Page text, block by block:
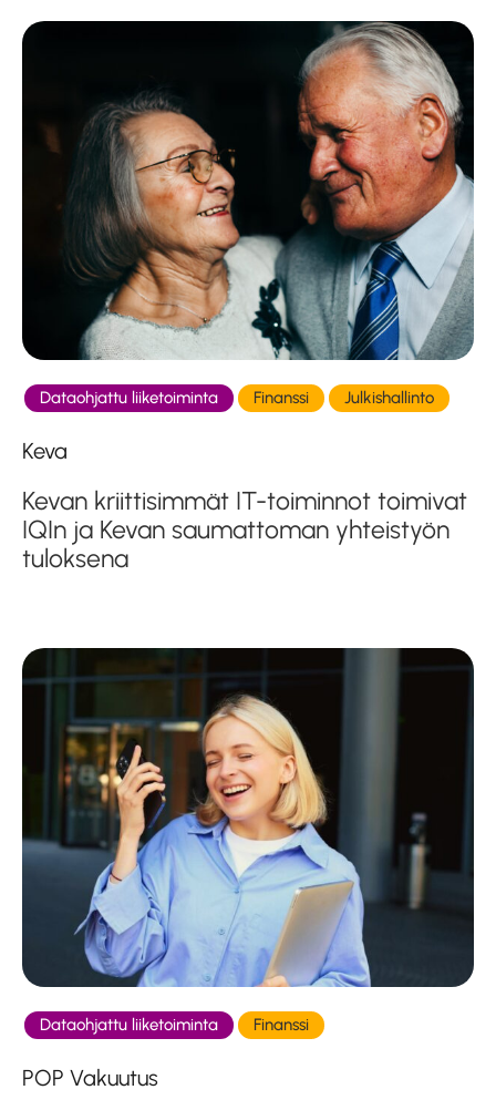
Dataohjattu liiketoiminta Finanssi Julkishallinto
Keva
Kevan kriittisimmät IT-toiminnot toimivat
IQIn ja Kevan saumattoman yhteistyön
tuloksena
Dataohjattu liiketoiminta Finanssi
POP Vakuutus